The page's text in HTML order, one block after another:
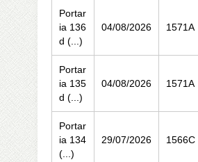
Portar
ia 136
d (...)
04/08/2026 1571A
Portar
ia 135
d (...)
04/08/2026 1571A
Portar
ia 134
(...)
29/07/2026 1566C